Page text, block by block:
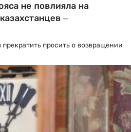
не повлияла на
–
просить о возвращении